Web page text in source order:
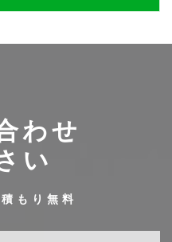
わせ
い
もり無料